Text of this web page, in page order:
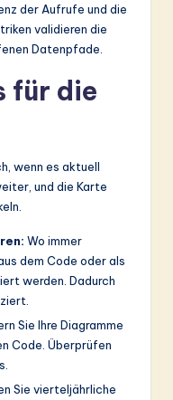
der Aufrufe und die
validieren die
Datenpfade.
für die
wenn es aktuell
und die Karte
Wo immer
dem Code oder als
werden. Dadurch
Sie Ihre Diagramme
Code. Überprüfen
Sie vierteljährliche